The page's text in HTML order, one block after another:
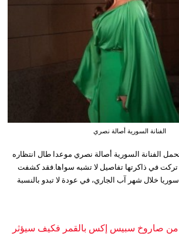
الفنانة السورية أصالة نصري
الفنانة السورية أصالة نصري موعدا طال انتظاره
تركت في ذاكرتها تفاصيل لا تشبه سواها.فقد كشفت
سوريا خلال شهر آب الجاري، في عودة لا تبدو بالنسبة
صاروخ سبيس إكس بالقمر فكيف سيؤثر